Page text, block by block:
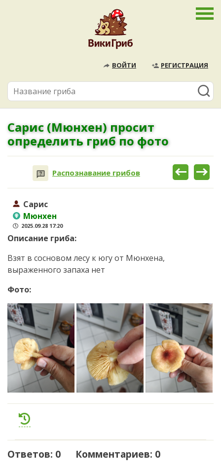
ВОЙТИ РЕГИСТРАЦИЯ
Сарис (Мюнхен) просит
определить гриб по фото
Распознавание грибов
Сарис
Мюнхен
2025.09.28 17:20
Описание гриба:
Взят в сосновом лесу к югу от Мюнхена,
выраженного запаха нет
Фото:
Ответов: 0 Комментариев: 0